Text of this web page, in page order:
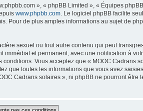
», « phpBB Limited », « Équipes
www.phpbb.com. Le logiciel phpBB facilite
Pour de plus amples informations au sujet de
sexuel ou tout autre contenu qui peut
et permanent, avec une notification à
Vous acceptez que « MOOC Cadrans
que toutes les informations que vous avez
Cadrans solaires », ni phpBB ne pourront être